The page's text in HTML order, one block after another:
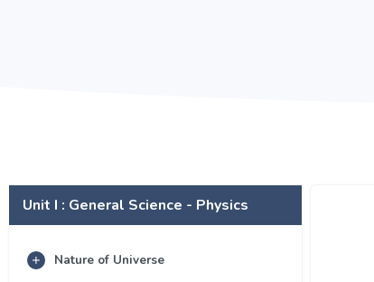
Unit I : General Science - Physics
Nature of Universe